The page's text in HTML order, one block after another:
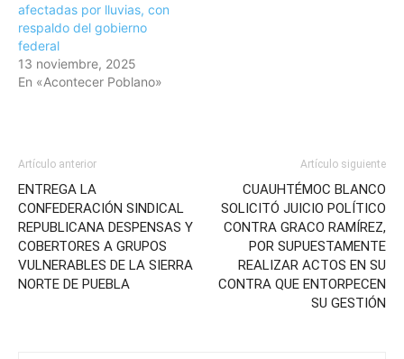
afectadas por lluvias, con
respaldo del gobierno
federal
13 noviembre, 2025
En «Acontecer Poblano»
Artículo anterior
ENTREGA LA
CONFEDERACIÓN SINDICAL
REPUBLICANA DESPENSAS Y
COBERTORES A GRUPOS
VULNERABLES DE LA SIERRA
NORTE DE PUEBLA
Artículo siguiente
CUAUHTÉMOC BLANCO
SOLICITÓ JUICIO POLÍTICO
CONTRA GRACO RAMÍREZ,
POR SUPUESTAMENTE
REALIZAR ACTOS EN SU
CONTRA QUE ENTORPECEN
SU GESTIÓN